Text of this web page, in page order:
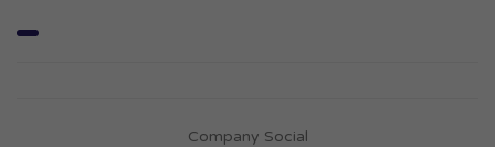
Company Social